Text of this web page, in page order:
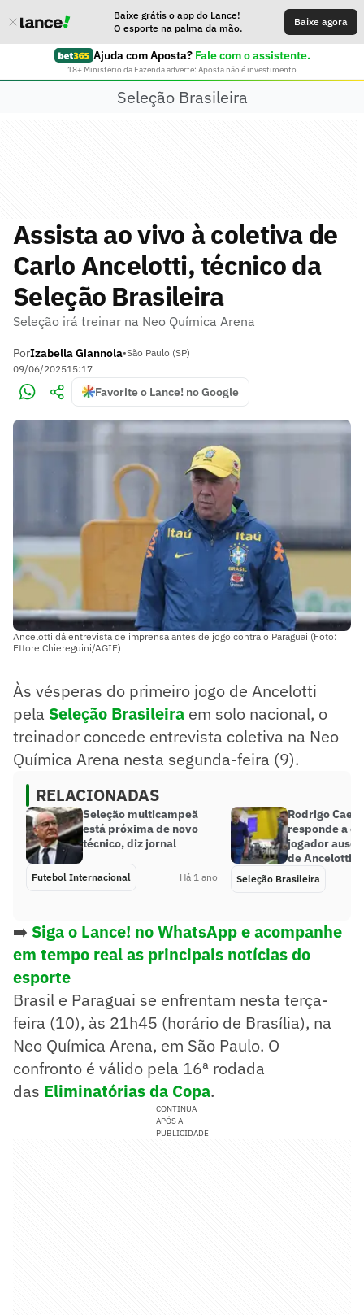
Baixe grátis o app do Lance!
O esporte na palma da mão.
Baixe agora
Ajuda com Aposta? Fale com o assistente.
18+ Ministério da Fazenda adverte: Aposta não é investimento
Seleção Brasileira
Assista ao vivo à coletiva de
Carlo Ancelotti, técnico da
Seleção Brasileira
Seleção irá treinar na Neo Química Arena
PorIzabella Giannola•São Paulo (SP)
09/06/202515:17
Favorite o Lance! no Google
Ancelotti dá entrevista de imprensa antes de jogo contra o Paraguai (Foto:
Ettore Chiereguini/AGIF)
Às vésperas do primeiro jogo de Ancelotti
pela Seleção Brasileira em solo nacional, o
treinador concede entrevista coletiva na Neo
Química Arena nesta segunda-feira (9).
RELACIONADAS
Seleção multicampeã
está próxima de novo
técnico, diz jornal
Futebol Internacional Há 1 ano
Rodrigo
responde a
jogador
de Ancelotti
Seleção Brasileira
➡️ Siga o Lance! no WhatsApp e acompanhe
em tempo real as principais notícias do
esporte
Brasil e Paraguai se enfrentam nesta terça-
feira (10), às 21h45 (horário de Brasília), na
Neo Química Arena, em São Paulo. O
confronto é válido pela 16ª rodada
das Eliminatórias da Copa.
CONTINUA
APÓS A
PUBLICIDADE